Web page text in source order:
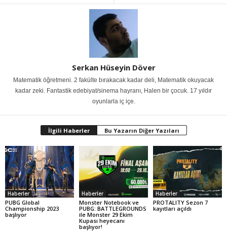
Serkan Hüseyin Döver
Matematik öğretmeni. 2 fakülte bırakacak kadar deli, Matematik okuyacak
kadar zeki. Fantastik edebiyat/sinema hayranı, Halen bir çocuk. 17 yıldır
oyunlarla iç içe.
İlgili Haberler Bu Yazarın Diğer Yazıları
Haberler
PUBG Global
Championship 2023
başlıyor
Haberler
Monster Notebook ve
PUBG: BATTLEGROUNDS
ile Monster 29 Ekim
Kupası heyecanı
başlıyor!
Haberler
PROTALITY Sezon 7
kayıtları açıldı